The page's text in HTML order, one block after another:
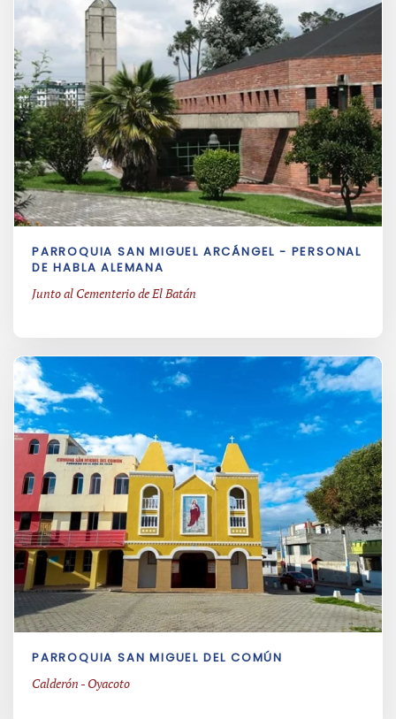
PARROQUIA SAN MIGUEL ARCÁNGEL - PERSONAL
DE HABLA ALEMANA
Junto al Cementerio de El Batán
PARROQUIA SAN MIGUEL DEL COMÚN
Calderón - Oyacoto